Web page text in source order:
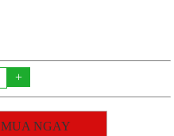
+
MUA NGAY